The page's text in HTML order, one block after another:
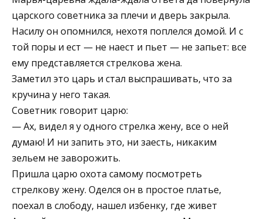
царского советника за плечи и дверь закрыла.
Насилу он опомнился, нехотя поплелся домой. И с
той поры и ест — не наест и пьет — не запьет: все
ему представляется стрелкова жена.
Заметил это царь и стал выспрашивать, что за
кручина у него такая.
Советник говорит царю:
— Ах, видел я у одного стрелка жену, все о ней
думаю! И ни запить это, ни заесть, никаким
зельем не заворожить.
Пришла царю охота самому посмотреть
стрелкову жену. Оделся он в простое платье,
поехал в слободу, нашел избенку, где живет